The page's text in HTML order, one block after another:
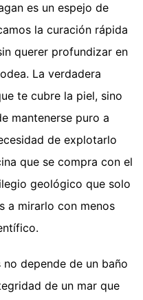
es un espejo de
la curación rápida
querer profundizar en
La verdadera
te cubre la piel, sino
mantenerse puro a
de explotarlo
que se compra con el
geológico que solo
a mirarlo con menos
depende de un baño
de un mar que